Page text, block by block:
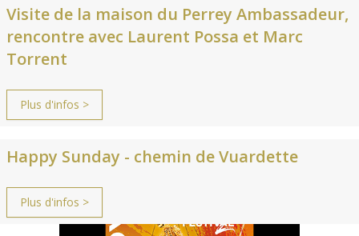
Visite de la maison du Perrey Ambassadeur,
rencontre avec Laurent Possa et Marc
Torrent
Plus d'infos >
Happy Sunday - chemin de Vuardette
Plus d'infos >